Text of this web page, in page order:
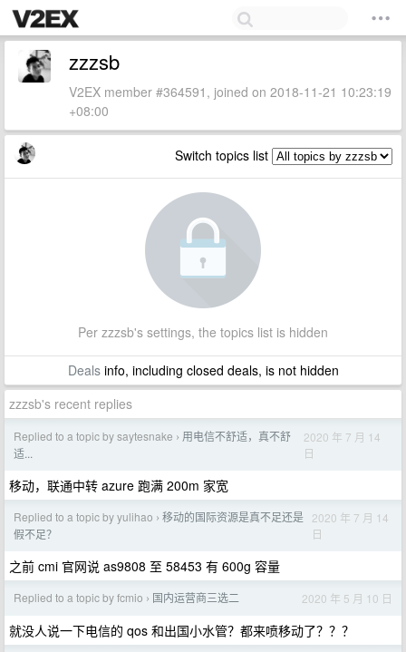
zzzsb
V2EX member #364591, joined on 2018-11-21 10:23:19
+08:00
Switch topics list
Per zzzsb's settings, the topics list is hidden
Dealsinfo, including closed deals, is not hidden
zzzsb's recent replies
Replied to a topic by saytesnake › 用电信不舒适，真不舒
适...
2020 年 7 月 14
日
移动，联通中转 azure 跑满 200m 家宽
Replied to a topic by yulihao › 移动的国际资源是真不足还是
假不足？
2020 年 7 月 14
日
之前 cmi 官网说 as9808 至 58453 有 600g 容量
Replied to a topic by fcmio › 国内运营商三选二 2020 年 5 月 10 日
就没人说一下电信的 qos 和出国小水管？都来喷移动了？？？